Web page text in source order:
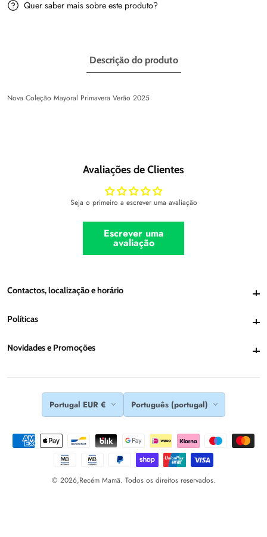
Quer saber mais sobre este produto?
Descrição do produto
Nova Coleção Mayoral Primavera Verão 2025
Avaliações de Clientes
Seja o primeiro a escrever uma avaliação
Escrever uma
avaliação
Contactos, localização e horárioContactos, localização e horário
Políticas
Novidades e PromoçõesNovidades e Promoções
Portugal EUR € Português (portugal)
© 2026,Recém Mamã. Todos os direitos reservados.